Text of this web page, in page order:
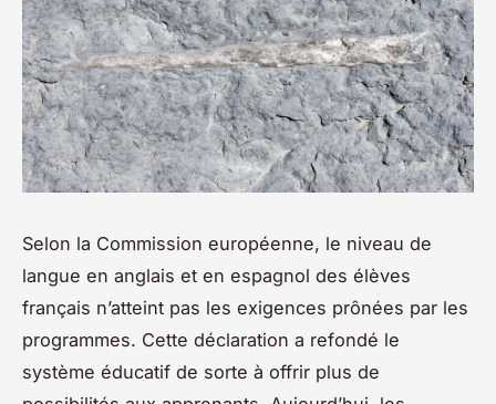
Selon la Commission européenne, le niveau de
langue en anglais et en espagnol des élèves
français n’atteint pas les exigences prônées par les
programmes. Cette déclaration a refondé le
système éducatif de sorte à offrir plus de